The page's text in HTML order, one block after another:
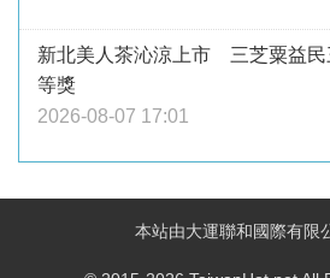
新北美人茶沁涼上市 三芝粟益民
等獎
2026-08-07 17:01
本站由大運聯和國際有限